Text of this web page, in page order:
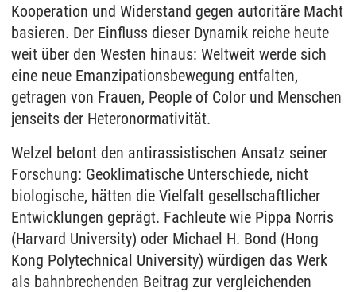
Kooperation und Widerstand gegen autoritäre Macht
basieren. Der Einfluss dieser Dynamik reiche heute
weit über den Westen hinaus: Weltweit werde sich
eine neue Emanzipationsbewegung entfalten,
getragen von Frauen, People of Color und Menschen
jenseits der Heteronormativität.
Welzel betont den antirassistischen Ansatz seiner
Forschung: Geoklimatische Unterschiede, nicht
biologische, hätten die Vielfalt gesellschaftlicher
Entwicklungen geprägt. Fachleute wie Pippa Norris
(Harvard University) oder Michael H. Bond (Hong
Kong Polytechnical University) würdigen das Werk
als bahnbrechenden Beitrag zur vergleichenden